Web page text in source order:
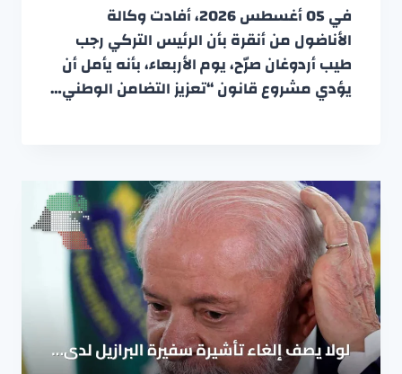
في 05 أغسطس 2026، أفادت وكالة
الأناضول من أنقرة بأن الرئيس التركي رجب
طيب أردوغان صرّح، يوم الأربعاء، بأنه يأمل أن
يؤدي مشروع قانون “تعزيز التضامن الوطني…